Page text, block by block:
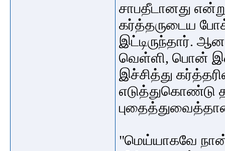
சாபதீடானது
கர்த்தருடைய
இட்டிருந்தார்.
வெள்ளி, பொன்
இச்சித்து
எடுத்துகொண்டு
"மெய்யாகவே